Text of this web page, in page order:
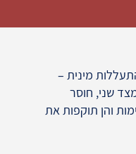
מינית –
שני, חוסר
והן תוקפות את